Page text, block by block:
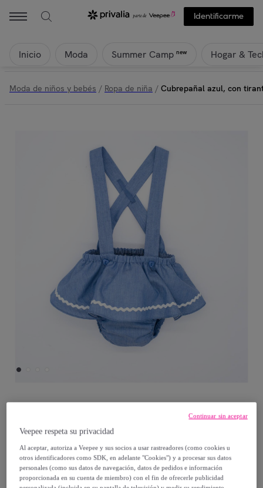
Identificarme
Inicio Moda Summer Camp new Hogar &
Moda de niños y bebés / Ropa de niña / Cubrepañal azul, con
Cubrepañal azul, con tirantes y falda con
picunela.
Veepee respeta su privacidad
Al aceptar, autoriza a Veepee y sus socios a usar rastreadores (como cookies u
otros identificadores como SDK, en adelante "Cookies") y a procesar sus datos
personales (como sus datos de navegación, datos de pedidos e información
proporcionada en su cuenta de miembro) con el fin de ofrecerle publicidad
Continuar sin aceptar